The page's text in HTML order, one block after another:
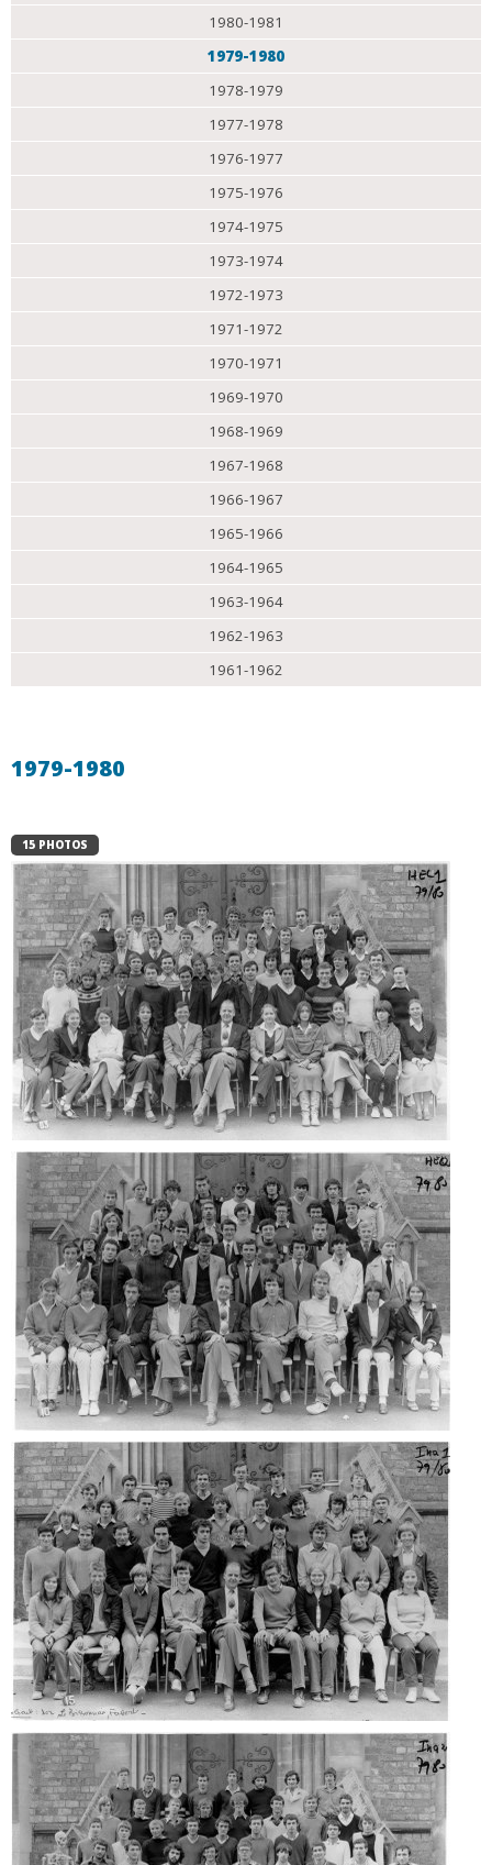
1980-1981
1979-1980
1978-1979
1977-1978
1976-1977
1975-1976
1974-1975
1973-1974
1972-1973
1971-1972
1970-1971
1969-1970
1968-1969
1967-1968
1966-1967
1965-1966
1964-1965
1963-1964
1962-1963
1961-1962
1979-1980
15 PHOTOS